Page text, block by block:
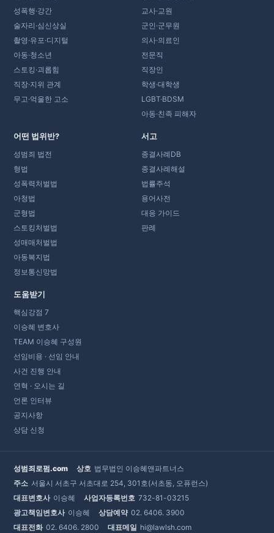
성폭행·강간
술자리·심신상실
촬영·유포·디지털
아동·청소년
스토킹·괴롭힘
직장·지위 관계
무고·억울한 고소
교사·교원
군인·군무원
의사·의료인
전문직
직장인
학생·대학생
LGBT·BDSM
아동·친족 피해자
어떤 법위반?
성범죄 법전
형법
성폭력처벌법
아청법
군형법
스토킹처벌법
성매매처벌법
아동복지법
정보통신망법
서고
종결사례DB
종결사례해설
법률주석
용어사전
대응 가이드
판례
도움받기
핵심강점 7
이승혜 변호사
TEAM 이승혜 구성원
선임비용 · 선임 안내
사건 진행 안내
연혁 · 오시는 길
언론 인터뷰
공지사항
상담 신청
성범죄로펌.com 상호 법무법인 이승혜앤파트너스
주소 서울시 서초구 서초대로 254, 301호(서초동, 오퓨런스)
대표변호사 이승혜 사업자등록번호 732-81-03215
광고책임변호사 이승혜 상담예약 02. 6406. 3900
대표전화 02. 6406. 2800 대표메일 hi@lawlsh.com